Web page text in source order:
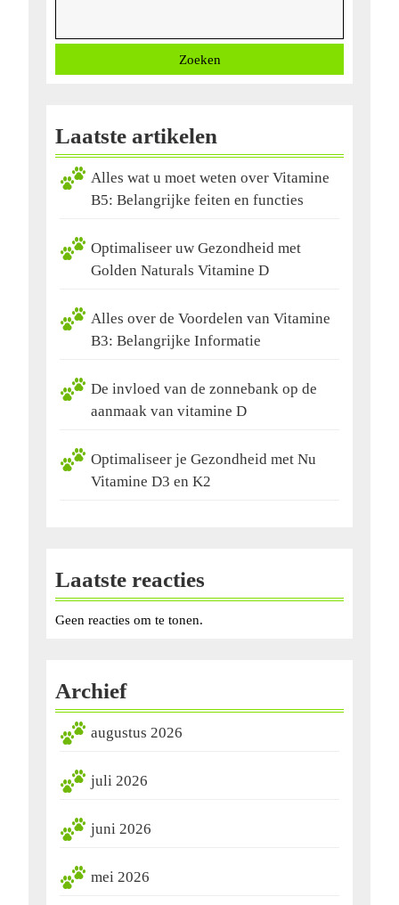
Zoeken
Laatste artikelen
Alles wat u moet weten over Vitamine
B5: Belangrijke feiten en functies
Optimaliseer uw Gezondheid met
Golden Naturals Vitamine D
Alles over de Voordelen van Vitamine
B3: Belangrijke Informatie
De invloed van de zonnebank op de
aanmaak van vitamine D
Optimaliseer je Gezondheid met Nu
Vitamine D3 en K2
Laatste reacties
Geen reacties om te tonen.
Archief
augustus 2026
juli 2026
juni 2026
mei 2026